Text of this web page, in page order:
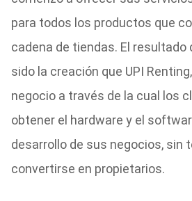
para todos los productos que
cadena de tiendas. El resultado
sido la creación que UPI
negocio a través de la cual los
obtener el hardware y el
desarrollo de sus negocios, sin
convertirse en propietarios.